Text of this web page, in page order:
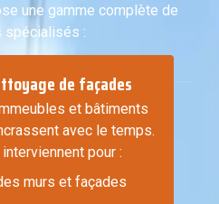
une gamme complète de
spécialisés :
de façades
et bâtiments
avec le temps.
pour :
murs et façades